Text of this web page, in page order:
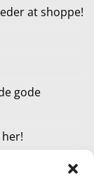
at shoppe!
gode